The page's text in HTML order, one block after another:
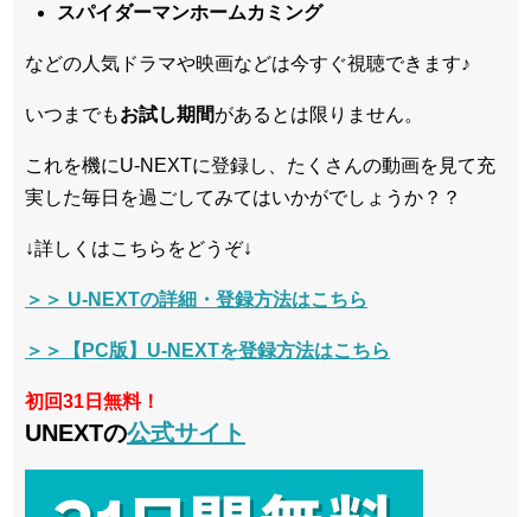
スパイダーマンホームカミング
などの人気ドラマや映画などは今すぐ視聴できます♪
いつまでもお試し期間があるとは限りません。
これを機にU-NEXTに登録し、たくさんの動画を見て充
実した毎日を過ごしてみてはいかがでしょうか？？
↓詳しくはこちらをどうぞ↓
＞＞ U-NEXTの詳細・登録方法はこちら
＞＞【PC版】U-NEXTを登録方法はこちら
初回31日無料！
UNEXTの公式サイト